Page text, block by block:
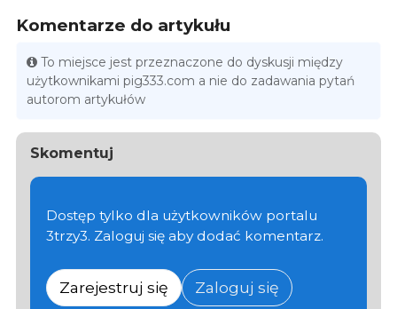
Komentarze do artykułu
To miejsce jest przeznaczone do dyskusji między
użytkownikami pig333.com a nie do zadawania pytań
autorom artykułów
Skomentuj
Dostęp tylko dla użytkowników portalu
3trzy3. Zaloguj się aby dodać komentarz.
Zarejestruj się Zaloguj się